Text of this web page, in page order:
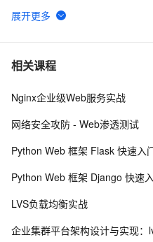
6 重启fastdfs脚本，前端lvs
7 LVS原理详解
8 lvs-dr简单配置
10LVS+Heartbeat安装部署文档
相关课程
Nginx企业级Web服务实战
网络安全攻防 - Web渗透测试
Python Web 框架 Flask 快速入
Python Web 框架 Django 快速
LVS负载均衡实战
企业集群平台架构设计与实现